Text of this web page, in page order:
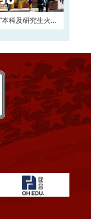
本科及研究生火热